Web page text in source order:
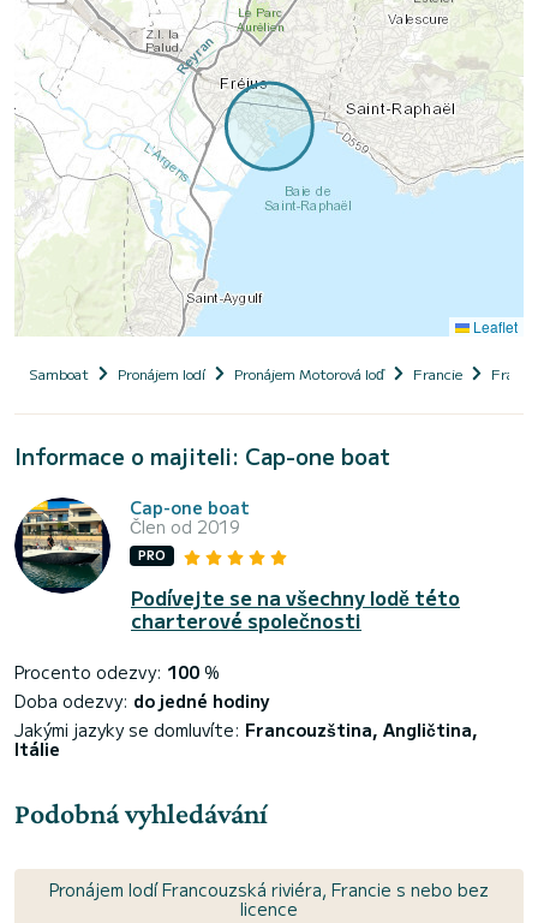
Leaflet
Samboat Pronájem lodí Pronájem Motorová loď Francie
Informace o majiteli: Cap-one boat
Cap-one boat
Člen od 2019
PRO
Podívejte se na všechny lodě této
charterové společnosti
Procento odezvy: 100 %
Doba odezvy: do jedné hodiny
Jakými jazyky se domluvíte: Francouzština, Angličtina,
Itálie
Podobná vyhledávání
Pronájem lodí Francouzská riviéra, Francie s nebo bez
licence